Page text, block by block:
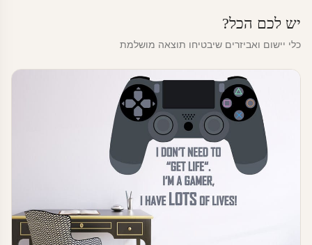
יש לכם הכל?
כלי יישום ואביזרים שיבטיחו תוצאה מושלמת